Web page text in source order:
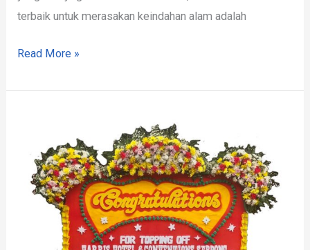
terbaik untuk merasakan keindahan alam adalah
Read More »
Woyla
Timur
Aceh